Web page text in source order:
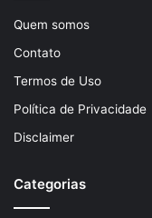
Quem somos
Contato
Termos de Uso
Política de Privacidade
Disclaimer
Categorias